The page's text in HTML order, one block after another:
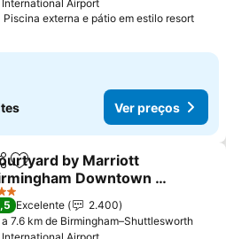
International Airport
Piscina externa e pátio em estilo resortVer
Ver preços
Adicionar aos favoritos
by Marriott
Downtown at
preços
Excelente
2.400
a 7.6 km de Birmingham–Shuttlesworth